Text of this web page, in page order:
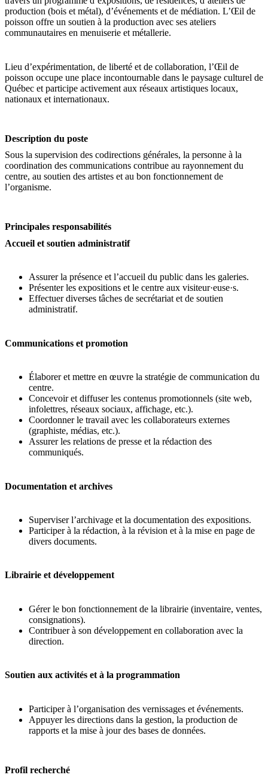
production (bois et métal), d’événements et de médiation. L’Œil de
poisson offre un soutien à la production avec ses ateliers
communautaires en menuiserie et métallerie.
Lieu d’expérimentation, de liberté et de collaboration, l’Œil de
poisson occupe une place incontournable dans le paysage culturel de
Québec et participe activement aux réseaux artistiques locaux,
nationaux et internationaux.
Description du poste
Sous la supervision des codirections générales, la personne à la
coordination des communications contribue au rayonnement du
centre, au soutien des artistes et au bon fonctionnement de
l’organisme.
Principales responsabilités
Accueil et soutien administratif
Assurer la présence et l’accueil du public dans les galeries.
Présenter les expositions et le centre aux visiteur·euse·s.
Effectuer diverses tâches de secrétariat et de soutien
administratif.
Communications et promotion
Élaborer et mettre en œuvre la stratégie de communication du
centre.
Concevoir et diffuser les contenus promotionnels (site web,
infolettres, réseaux sociaux, affichage, etc.).
Coordonner le travail avec les collaborateurs externes
(graphiste, médias, etc.).
Assurer les relations de presse et la rédaction des
communiqués.
Documentation et archives
Superviser l’archivage et la documentation des expositions.
Participer à la rédaction, à la révision et à la mise en page de
divers documents.
Librairie et développement
Gérer le bon fonctionnement de la librairie (inventaire, ventes,
consignations).
Contribuer à son développement en collaboration avec la
direction.
Soutien aux activités et à la programmation
Participer à l’organisation des vernissages et événements.
Appuyer les directions dans la gestion, la production de
rapports et la mise à jour des bases de données.
Profil recherché